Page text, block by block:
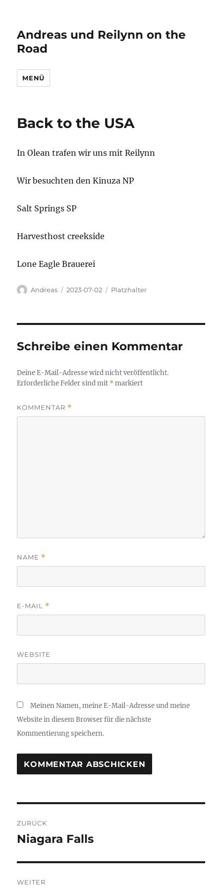
Andreas und Reilynn on the
Road
MENÜ
Back to the USA
In Olean trafen wir uns mit Reilynn
Wir besuchten den Kinuza NP
Salt Springs SP
Harvesthost creekside
Lone Eagle Brauerei
Autor
Andreas
Veröffentlicht
2023-07-02 Kategorien
Platzhalter
Schreibe einen Kommentar
Deine E-Mail-Adresse wird nicht veröffentlicht.
Erforderliche Felder sind mit *markiert
KOMMENTAR *
NAME *
E-MAIL *
WEBSITE
Meinen Namen, meine E-Mail-Adresse und meine
Website in diesem Browser für die nächste
Kommentierung speichern.
Navigation
ZURÜCK
Vorheriger
Niagara Falls
WEITER